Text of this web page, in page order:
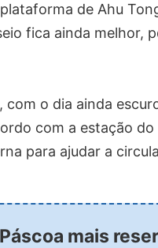
de Ahu
fica ainda melhor,
o dia ainda
com a estação
para ajudar a
mais